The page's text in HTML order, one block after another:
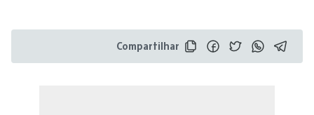
Compartilhar